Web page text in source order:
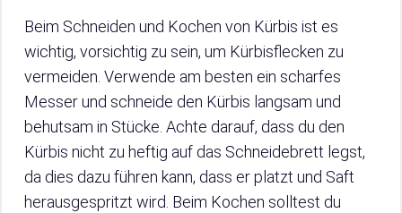
Beim Schneiden und Kochen von Kürbis ist es
wichtig, vorsichtig zu sein, um Kürbisflecken zu
vermeiden. Verwende am besten ein scharfes
Messer und schneide den Kürbis langsam und
behutsam in Stücke. Achte darauf, dass du den
Kürbis nicht zu heftig auf das Schneidebrett legst,
da dies dazu führen kann, dass er platzt und Saft
herausgespritzt wird. Beim Kochen solltest du